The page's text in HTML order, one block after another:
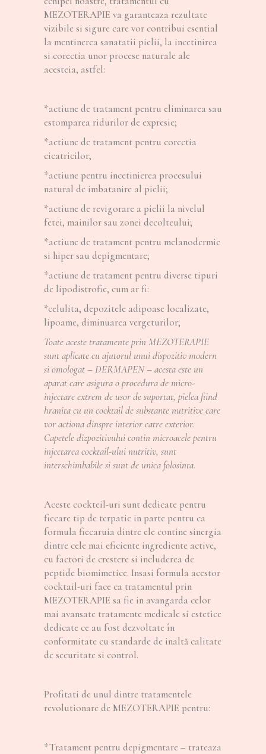
MEZOTERAPIE va garanteaza rezultate
vizibile si sigure care vor contribui esential
la mentinerea sanatatii pielii, la incetinirea
si corectia unor procese naturale ale
acesteia, astfel:
*actiune de tratament pentru eliminarea sau
estomparea ridurilor de expresie;
*actiune de tratament pentru corectia
cicatricilor;
*actiune pentru incetinierea procesului
natural de imbatanire al pielii;
*actiune de revigorare a pielii la nivelul
fetei, mainilor sau zonei decolteului;
*actiune de tratament pentru melanodermie
si hiper sau depigmentare;
*actiune de tratament pentru diverse tipuri
de lipodistrofie, cum ar fi:
*celulita, depozitele adipoase localizate,
lipoame, diminuarea vergeturilor;
Toate aceste tratamente prin MEZOTERAPIE
sunt aplicate cu ajutorul unui dispozitiv modern
si omologat – DERMAPEN – acesta este un
aparat care asigura o procedura de micro-
injectare extrem de usor de suportat, pielea fiind
hranita cu un cocktail de substante nutritive care
vor actiona dinspre interior catre exterior.
Capetele dizpozitivului contin microacele pentru
injectarea cocktail-ului nutritiv, sunt
interschimbabile si sunt de unica folosinta.
Aceste cockteil-uri sunt dedicate pentru
fiecare tip de terpatie in parte pentru ca
formula fiecaruia dintre ele contine sinergia
dintre cele mai eficiente ingrediente active,
cu factori de crestere si includerea de
peptide biomimetice. Insasi formula acestor
cocktail-uri face ca tratamentul prin
MEZOTERAPIE sa fie in avangarda celor
mai avansate tratamente medicale si estetice
dedicate ce au fost dezvoltate în
conformitate cu standarde de inaltă calitate
de securitate si control.
Profitati de unul dintre tratamentele
revolutionare de MEZOTERAPIE pentru:
*Tratament pentru depigmentare – trateaza